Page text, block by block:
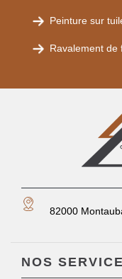
Peinture sur
Ravalement de
82000
NOS